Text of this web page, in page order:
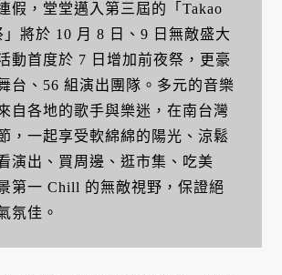
假，堂堂邁入第三屆的「Takao
將於 10 月 8 日、9 日無敵盛大
動首度於 7 日增加前夜祭，更豪
台、56 組演出團隊。多元的音樂
自各地的歌手與樂迷，在南台灣
，一起享受軟綿綿的陽光、涼鬆
演出、買周邊、逛市集、吃美
第一 Chill 的無敵視野，保證絕
氛佳。